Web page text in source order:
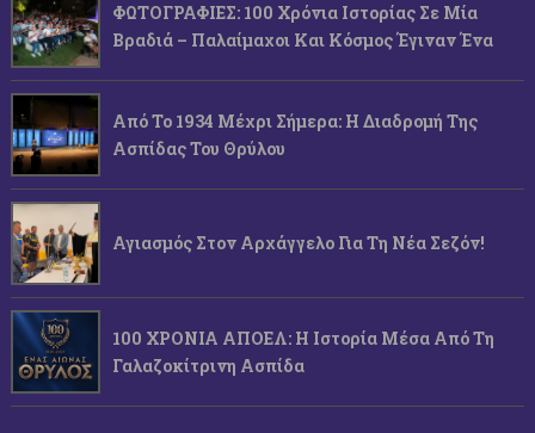
ΦΩΤΟΓΡΑΦΙΕΣ: 100 Χρόνια Ιστορίας Σε Μία
Βραδιά – Παλαίμαχοι Και Κόσμος Έγιναν Ένα
Από Το 1934 Μέχρι Σήμερα: Η Διαδρομή Της
Ασπίδας Του Θρύλου
Αγιασμός Στον Αρχάγγελο Για Τη Νέα Σεζόν!
100 ΧΡΟΝΙΑ ΑΠΟΕΛ: Η Ιστορία Μέσα Από Τη
Γαλαζοκίτρινη Ασπίδα